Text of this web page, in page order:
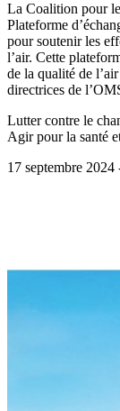
La Coalition pour
Plateforme
pour soutenir les
l’air. Cette
de la qualité de
directrices de
Lutter contre le
Agir pour la santé
17 septembre